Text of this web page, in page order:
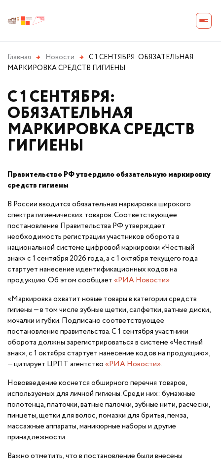
Главная → Новости → С 1 СЕНТЯБРЯ: ОБЯЗАТЕЛЬНАЯ
МАРКИРОВКА СРЕДСТВ ГИГИЕНЫ
С 1 СЕНТЯБРЯ:
ОБЯЗАТЕЛЬНАЯ
МАРКИРОВКА СРЕДСТВ
ГИГИЕНЫ
Правительство РФ утвердило обязательную маркировку
средств гигиены
В России вводится обязательная маркировка широкого
спектра гигиенических товаров. Соответствующее
постановление Правительства РФ утверждает
необходимость регистрации участников оборота в
национальной системе цифровой маркировки «Честный
знак» с 1 сентября 2026 года, а с 1 октября текущего года
стартует нанесение идентификационных кодов на
продукцию. Об этом сообщает«РИА Новости»
«Маркировка охватит новые товары в категории средств
гигиены — в том числе зубные щетки, салфетки, ватные диски,
мочалки и губки. Подписано соответствующее
постановление правительства. С 1 сентября участники
оборота должны зарегистрироваться в системе «Честный
знак», с 1 октября стартует нанесение кодов на продукцию»,
— цитирует ЦРПТ агентство«РИА Новости».
Нововведение коснется обширного перечня товаров,
используемых для личной гигиены. Среди них: бумажные
полотенца, платочки, ватные палочки, зубные нити, расчески,
пинцеты, щетки для волос, помазки для бритья, пемза,
массажные аппараты, маникюрные наборы и другие
принадлежности.
Важно отметить, что в постановление были внесены